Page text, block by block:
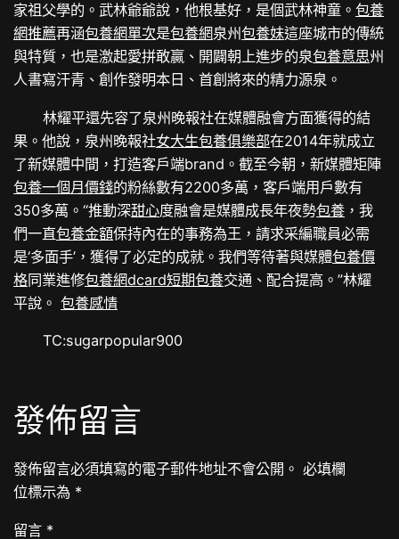
家祖父學的。武林爺爺說，他根基好，是個武林神童。包養
網推薦再涵包養網單次是包養網泉州包養妹這座城市的傳統
與特質，也是激起愛拼敢贏、開闢朝上進步的泉包養意思州
人書寫汗青、創作發明本日、首創將來的精力源泉。
林耀平還先容了泉州晚報社在媒體融會方面獲得的結
果。他說，泉州晚報社女大生包養俱樂部在2014年就成立
了新媒體中間，打造客戶端brand。截至今朝，新媒體矩陣
包養一個月價錢的粉絲數有2200多萬，客戶端用戶數有
350多萬。“推動深甜心度融會是媒體成長年夜勢包養 ，我
們一直包養金額保持內在的事務為王，請求采編職員必需
是‘多面手’，獲得了必定的成就。我們等待著與媒體包養價
格同業進修包養網dcard短期包養交通、配合提高。”林耀
平說。包養感情
TC:sugarpopular900
發佈留言
發佈留言必須填寫的電子郵件地址不會公開。 必填欄
位標示為 *
留言 *